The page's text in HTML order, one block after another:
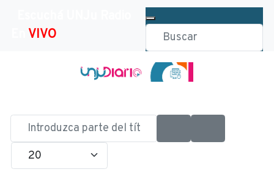
VIVO
Introduzca
parte
título
Cantidad